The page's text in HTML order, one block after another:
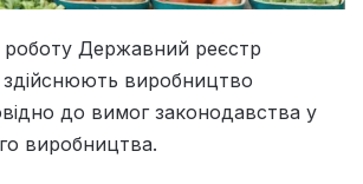
роботу Державний реєстр
виробництво
до вимог законодавства у
виробництва.